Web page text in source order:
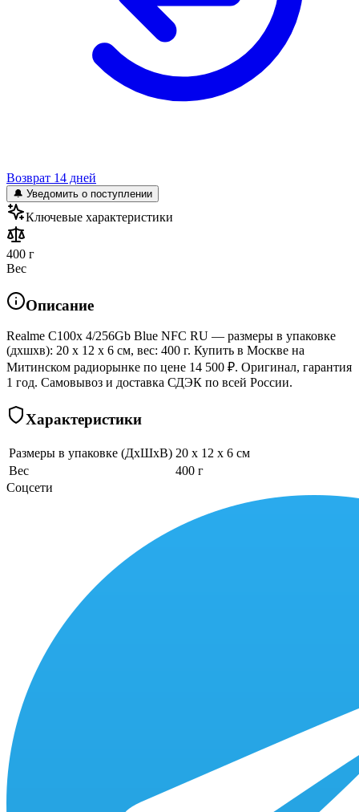
Возврат 14 дней
🔔 Уведомить о поступлении
Ключевые характеристики
400 г
Вес
Описание
Realme C100x 4/256Gb Blue NFC RU — размеры в упаковке
(дхшхв): 20 x 12 x 6 см, вес: 400 г. Купить в Москве на
Митинском радиорынке по цене 14 500 ₽. Оригинал, гарантия
1 год. Самовывоз и доставка СДЭК по всей России.
Характеристики
Размеры в упаковке (ДхШхВ) 20 x 12 x 6 см
Вес
400 г
Соцсети